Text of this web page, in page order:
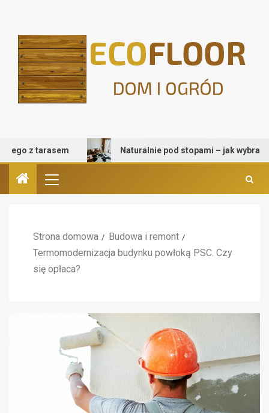
tarasem Naturalnie pod stopami – jak wybrać dywan
Strona domowa
Budowa i remont
Termomodernizacja budynku powłoką PSC. Czy
się opłaca?